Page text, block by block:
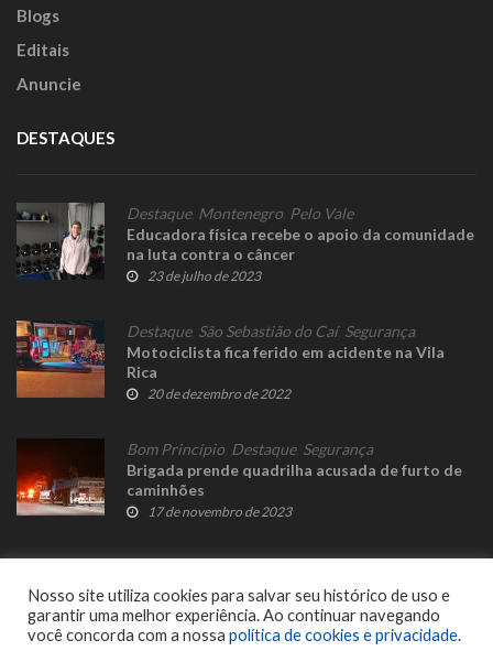
Blogs
Editais
Anuncie
DESTAQUES
Destaque, Montenegro Pelo Vale
Educadora física recebe o apoio da comunidade
na luta contra o câncer
23 de julho de 2023
Destaque, São Sebastião do Caí, Segurança
Motociclista fica ferido em acidente na Vila
Rica
20 de dezembro de 2022
Bom Princípio Destaque, Segurança
Brigada prende quadrilha acusada de furto de
caminhões
17 de novembro de 2023
Nosso site utiliza cookies para salvar seu histórico de uso e
garantir uma melhor experiência. Ao continuar navegando
você concorda com a nossa política de cookies e privacidade.